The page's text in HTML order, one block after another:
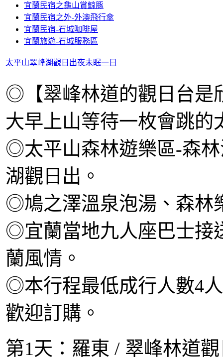
宜蘭民宿之龜山賞鯨豚
宜蘭民宿之外-外澳飛行傘
宜蘭民宿-石城咖啡屋
宜蘭旅遊-石城服務區
太平山翠峰湖觀日出夜未眠一日
◎【翠峰林道的觀日台是
大早上山等待一枚會跳的
◎太平山森林遊樂區-森
湖觀日出。
◎鳩之澤溫泉泡湯、森林
◎宜蘭當地九人座巴士接
蘭風情。
◎本行程最低成行人數4
歡迎訂購。
第1天：羅東 / 翠峰林道